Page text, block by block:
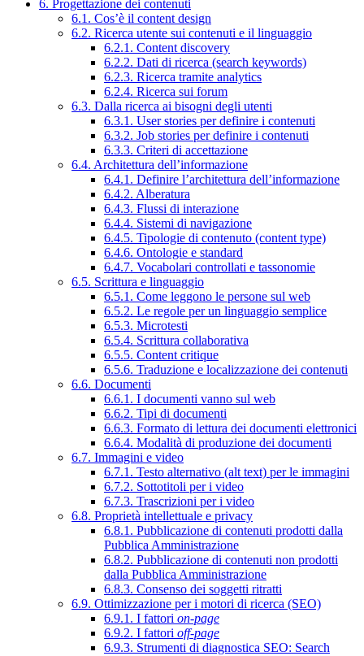
6. Progettazione dei contenuti
6.1. Cos’è il content design
6.2. Ricerca utente sui contenuti e il linguaggio
6.2.1. Content discovery
6.2.2. Dati di ricerca (search keywords)
6.2.3. Ricerca tramite analytics
6.2.4. Ricerca sui forum
6.3. Dalla ricerca ai bisogni degli utenti
6.3.1. User stories per definire i contenuti
6.3.2. Job stories per definire i contenuti
6.3.3. Criteri di accettazione
6.4. Architettura dell’informazione
6.4.1. Definire l’architettura dell’informazione
6.4.2. Alberatura
6.4.3. Flussi di interazione
6.4.4. Sistemi di navigazione
6.4.5. Tipologie di contenuto (content type)
6.4.6. Ontologie e standard
6.4.7. Vocabolari controllati e tassonomie
6.5. Scrittura e linguaggio
6.5.1. Come leggono le persone sul web
6.5.2. Le regole per un linguaggio semplice
6.5.3. Microtesti
6.5.4. Scrittura collaborativa
6.5.5. Content critique
6.5.6. Traduzione e localizzazione dei contenuti
6.6. Documenti
6.6.1. I documenti vanno sul web
6.6.2. Tipi di documenti
6.6.3. Formato di lettura dei documenti elettronici
6.6.4. Modalità di produzione dei documenti
6.7. Immagini e video
6.7.1. Testo alternativo (alt text) per le immagini
6.7.2. Sottotitoli per i video
6.7.3. Trascrizioni per i video
6.8. Proprietà intellettuale e privacy
6.8.1. Pubblicazione di contenuti prodotti dalla
Pubblica Amministrazione
6.8.2. Pubblicazione di contenuti non prodotti
dalla Pubblica Amministrazione
6.8.3. Consenso dei soggetti ritratti
6.9. Ottimizzazione per i motori di ricerca (SEO)
6.9.1. I fattori on-page
6.9.2. I fattori off-page
6.9.3. Strumenti di diagnostica SEO: Search